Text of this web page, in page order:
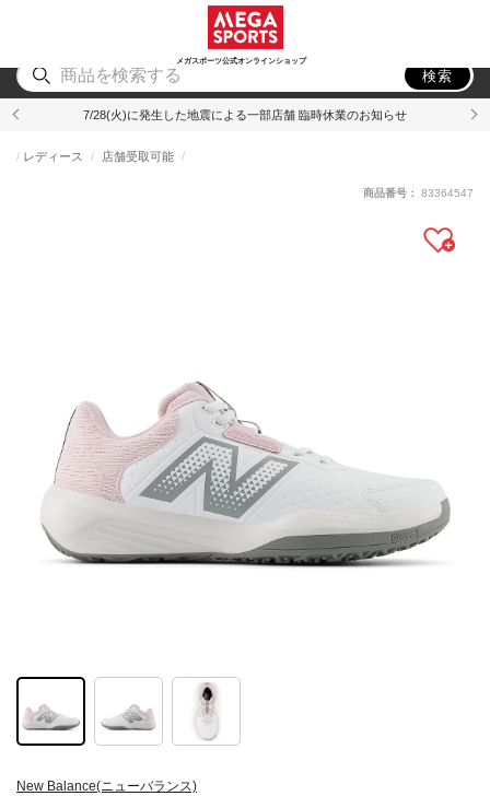
メガスポーツ公式オンラインショップ
アウトドア
検索
7/28(火)に発生した地震による一部店舗 臨時休業のお知らせ
New Balance(ニューバランス)
レディース 店舗受取可能
商品番号： 83364547